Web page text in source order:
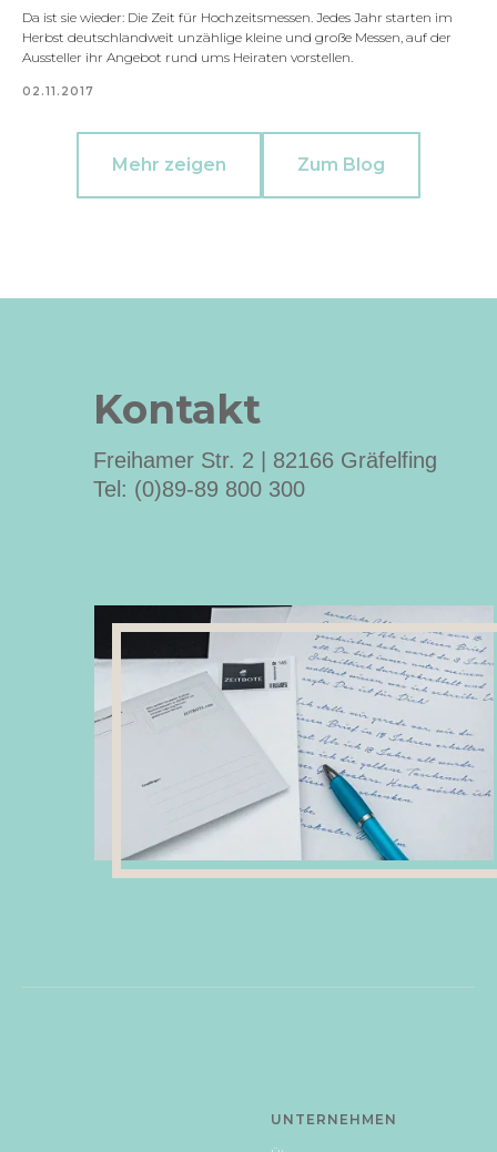
Da ist sie wieder: Die Zeit für Hochzeitsmessen. Jedes Jahr starten im
Herbst deutschlandweit unzählige kleine und große Messen, auf der
Aussteller ihr Angebot rund ums Heiraten vorstellen.
02.11.2017
Mehr zeigen Zum Blog
Kontakt
Freihamer Str. 2 | 82166 Gräfelfing
Tel: (0)89-89 800 300
UNTERNEHMEN